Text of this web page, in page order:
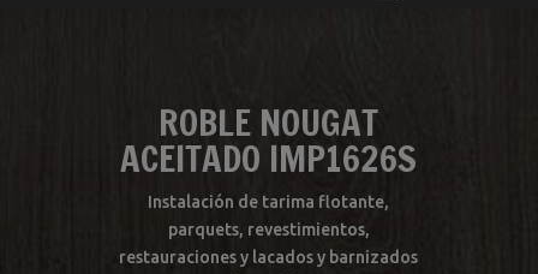
ROBLE NOUGAT
ACEITADO IMP1626S
Instalación de tarima flotante,
parquets, revestimientos,
restauraciones y lacados y barnizados